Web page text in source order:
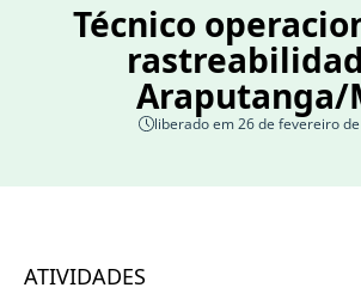
Técnico
Araputanga/
liberado em 26 de fevereiro
ATIVIDADES